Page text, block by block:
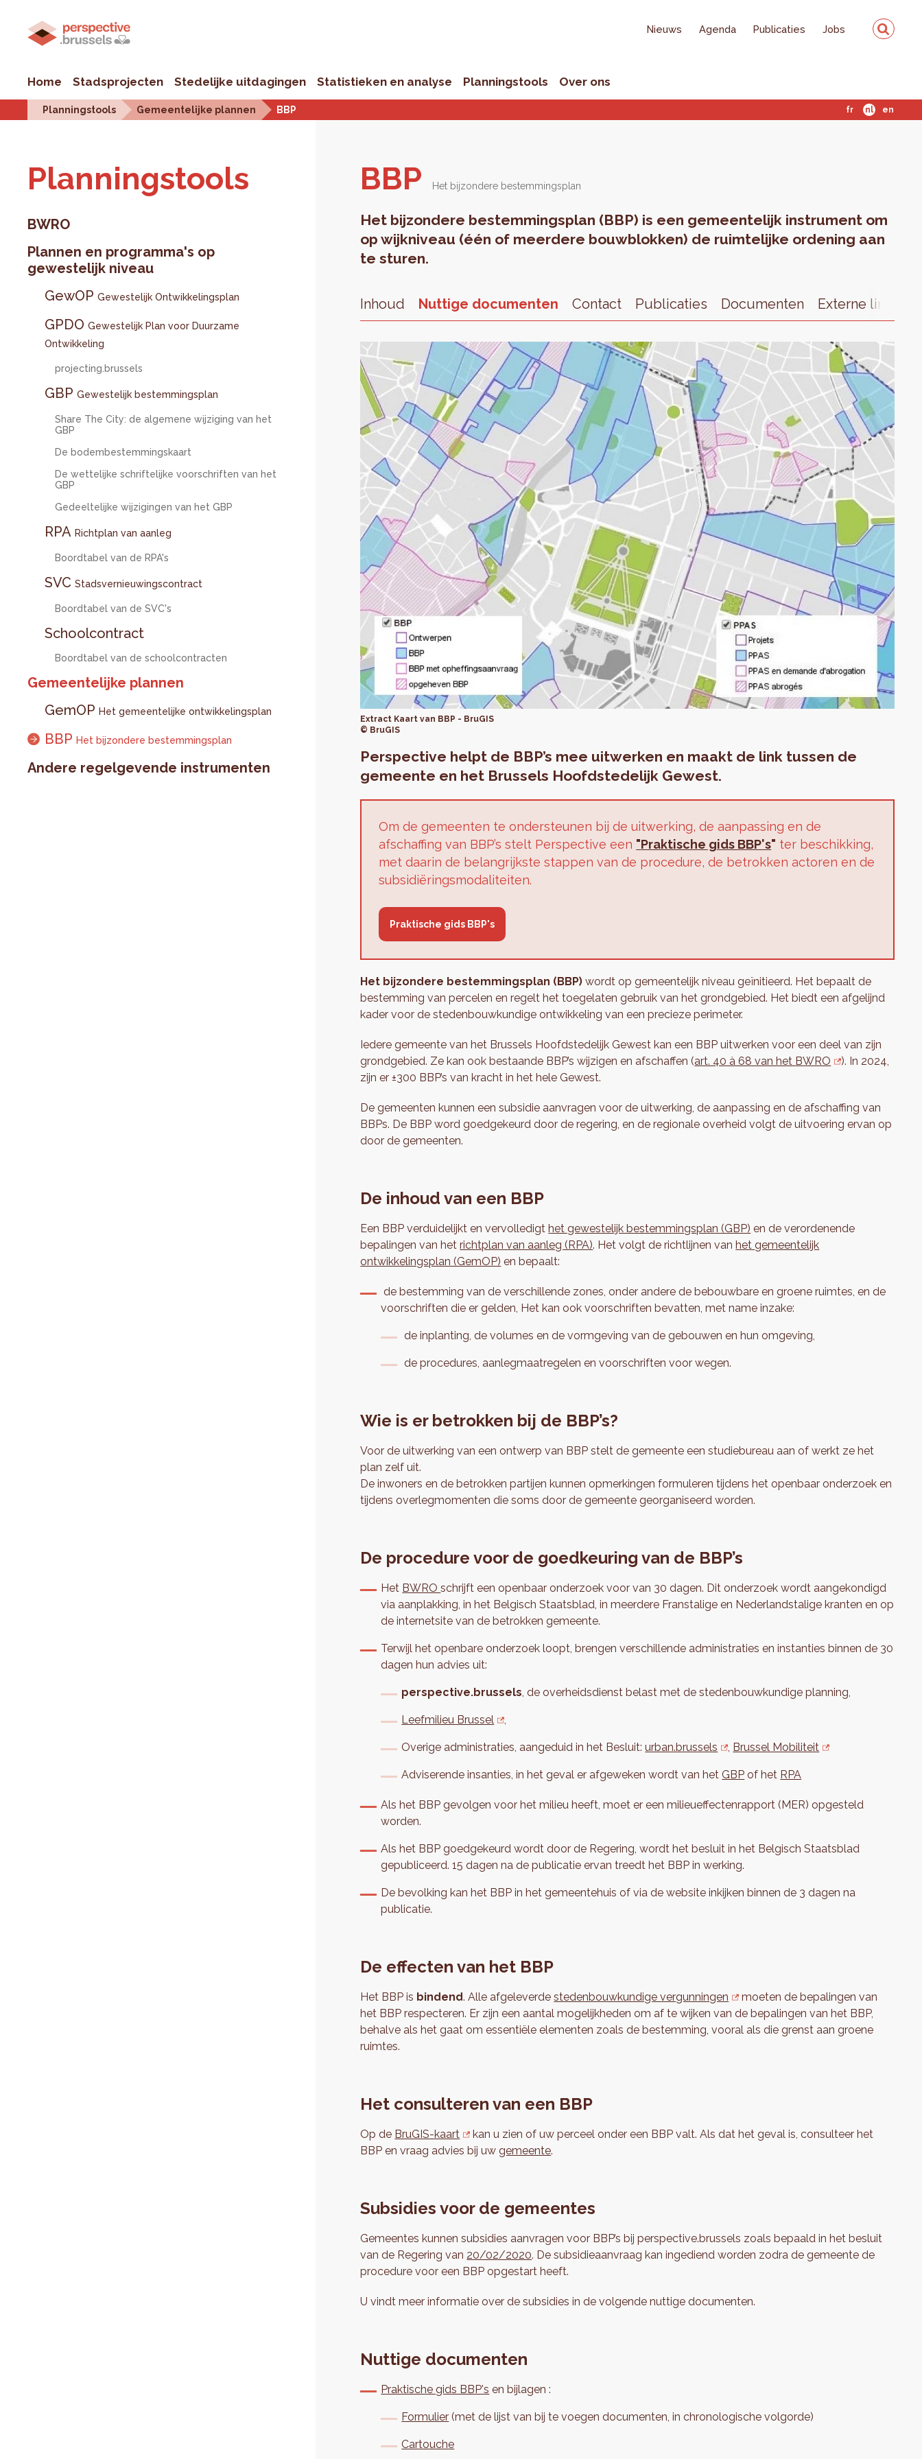
Nieuws Agenda Publicaties Jobs
Home Stadsprojecten Stedelijke uitdagingen Statistieken en analyse Planningstools Over ons
Planningstools Gemeentelijke plannen BBP fr nl en
Plan­ningstools
BWRO
Plannen en programma's op
gewestelijk niveau
GewOP Gewestelijk Ontwikkelingsplan
GPDO Gewestelijk Plan voor Duurzame
Ontwikkeling
projecting.brussels
GBP Gewestelijk bestemmingsplan
Share The City: de algemene wijziging van het
GBP
De bodembestemmingskaart
De wettelijke schriftelijke voorschriften van het
GBP
Gedeeltelijke wijzigingen van het GBP
RPA Richtplan van aanleg
Boordtabel van de RPA's
SVC Stadsvernieuwingscontract
Boordtabel van de SVC's
Schoolcontract
Boordtabel van de schoolcontracten
Gemeentelijke plannen
GemOP Het gemeentelijke ontwikkelingsplan
BBP Het bijzondere bestemmingsplan
Andere regelgevende instrumenten
BBP Het bijzondere bestemmingsplan
Het bijzondere bestemmingsplan (BBP) is een gemeentelijk instrument om
op wijkniveau (één of meerdere bouwblokken) de ruimtelijke ordening aan
te sturen.
Inhoud Nuttige documenten Contact Publicaties Documenten Externe links
Extract Kaart van BBP - BruGIS
© BruGIS
Perspective helpt de BBP’s mee uitwerken en maakt de link tussen de
gemeente en het Brussels Hoofdstedelijk Gewest.
Om de gemeenten te ondersteunen bij de uitwerking, de aanpassing en de
afschaffing van BBP’s stelt Perspective een "Praktische gids BBP's" ter beschikking,
met daarin de belangrijkste stappen van de procedure, de betrokken actoren en de
subsidiëringsmodaliteiten.
Praktische gids BBP's
Het bijzondere bestemmingsplan (BBP) wordt op gemeentelijk niveau geïnitieerd. Het bepaalt de
bestemming van percelen en regelt het toegelaten gebruik van het grondgebied. Het biedt een afgelijnd
kader voor de stedenbouwkundige ontwikkeling van een precieze perimeter.
Iedere gemeente van het Brussels Hoofdstedelijk Gewest kan een BBP uitwerken voor een deel van zijn
grondgebied. Ze kan ook bestaande BBP’s wijzigen en afschaffen (art. 40 à 68 van het BWRO
). In 2024,
zijn er ±300 BBP’s van kracht in het hele Gewest.
De gemeenten kunnen een subsidie aanvragen voor de uitwerking, de aanpassing en de afschaffing van
BBPs. De BBP word goedgekeurd door de regering, en de regionale overheid volgt de uitvoering ervan op
door de gemeenten.
De inhoud van een BBP
Een BBP verduidelijkt en vervolledigthet gewestelijk bestemmingsplan (GBP) en de verordenende
bepalingen van hetrichtplan van aanleg (RPA). Het volgt de richtlijnen vanhet gemeentelijk
ontwikkelingsplan (GemOP) en bepaalt:
de bestemming van de verschillende zones, onder andere de bebouwbare en groene ruimtes, en de
voorschriften die er gelden, Het kan ook voorschriften bevatten, met name inzake:
de inplanting, de volumes en de vormgeving van de gebouwen en hun omgeving,
de procedures, aanlegmaatregelen en voorschriften voor wegen.
Wie is er betrokken bij de BBP’s?
Voor de uitwerking van een ontwerp van BBP stelt de gemeente een studiebureau aan of werkt ze het
plan zelf uit.
De inwoners en de betrokken partijen kunnen opmerkingen formuleren tijdens het openbaar onderzoek en
tijdens overlegmomenten die soms door de gemeente georganiseerd worden.
De procedure voor de goedkeuring van de BBP’s
Het BWROschrijft een openbaar onderzoek voor van 30 dagen. Dit onderzoek wordt aangekondigd
via aanplakking, in het Belgisch Staatsblad, in meerdere Franstalige en Nederlandstalige kranten en op
de internetsite van de betrokken gemeente.
Terwijl het openbare onderzoek loopt, brengen verschillende administraties en instanties binnen de 30
dagen hun advies uit:
perspective.brussels, de overheidsdienst belast met de stedenbouwkundige planning,
Leefmilieu Brussel ,
Overige administraties, aangeduid in het Besluit:urban.brussels , Brussel Mobiliteit
Adviserende insanties, in het geval er afgeweken wordt van het GBP of het RPA
Als het BBP gevolgen voor het milieu heeft, moet er een milieueffectenrapport (MER) opgesteld
worden.
Als het BBP goedgekeurd wordt door de Regering, wordt het besluit in het Belgisch Staatsblad
gepubliceerd. 15 dagen na de publicatie ervan treedt het BBP in werking.
De bevolking kan het BBP in het gemeentehuis of via de website inkijken binnen de 3 dagen na
publicatie.
De effecten van het BBP
Het BBP is bindend. Alle afgeleverdestedenbouwkundige vergunningen
moeten de bepalingen van
het BBP respecteren. Er zijn een aantal mogelijkheden om af te wijken van de bepalingen van het BBP,
behalve als het gaat om essentiële elementen zoals de bestemming, vooral als die grenst aan groene
ruimtes.
Het consulteren van een BBP
Op de BruGIS-kaart
kan u zien of uw perceel onder een BBP valt. Als dat het geval is, consulteer het
BBP en vraag advies bij uwgemeente.
Subsidies voor de gemeentes
Gemeentes kunnen subsidies aanvragen voor BBP’s bij perspective.brussels zoals bepaald in het besluit
van de Regering van 20/02/2020. De subsidieaanvraag kan ingediend worden zodra de gemeente de
procedure voor een BBP opgestart heeft.
U vindt meer informatie over de subsidies in de volgende nuttige documenten.
Nuttige documenten
Praktische gids BBP's en bijlagen :
Formulier (met de lijst van bij te voegen documenten, in chronologische volgorde)
Cartouche